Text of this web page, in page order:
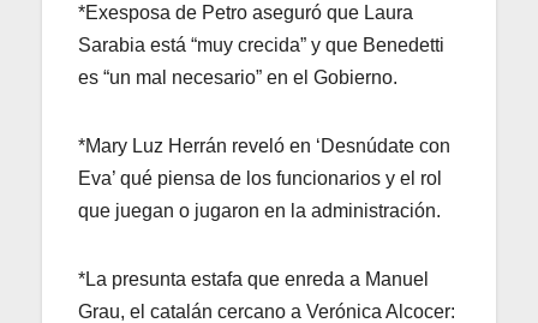
*Exesposa de Petro aseguró que Laura
Sarabia está “muy crecida” y que Benedetti
es “un mal necesario” en el Gobierno.
*Mary Luz Herrán reveló en ‘Desnúdate con
Eva’ qué piensa de los funcionarios y el rol
que juegan o jugaron en la administración.
*La presunta estafa que enreda a Manuel
Grau, el catalán cercano a Verónica Alcocer: